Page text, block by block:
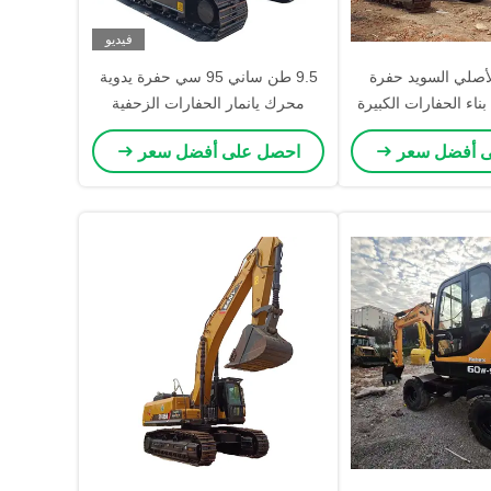
السويد حفرة
فولفو EC290 بناء الحفارات الكبيرة
أفضل سعر
فيديو
9.5 طن ساني 95 سي حفرة يدوية
محرك يانمار الحفارات الزحفية
المستخدمة
احصل على أفضل سعر